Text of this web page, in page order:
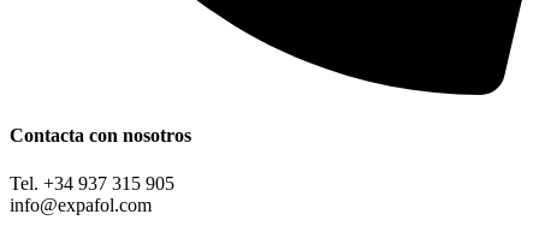
Contacta con nosotros
Tel. +34 937 315 905
info@expafol.com